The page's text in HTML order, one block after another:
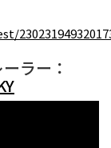
ラー：